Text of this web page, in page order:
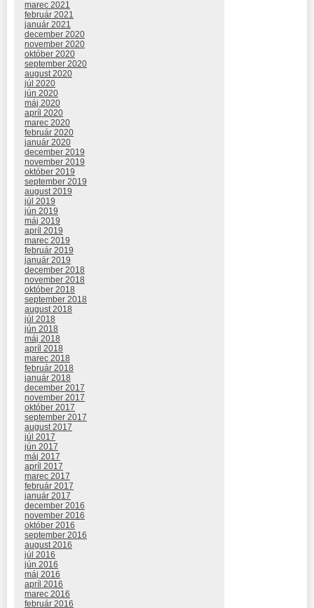
marec 2021
február 2021
január 2021
december 2020
november 2020
október 2020
september 2020
august 2020
júl 2020
jún 2020
máj 2020
apríl 2020
marec 2020
február 2020
január 2020
december 2019
november 2019
október 2019
september 2019
august 2019
júl 2019
jún 2019
máj 2019
apríl 2019
marec 2019
február 2019
január 2019
december 2018
november 2018
október 2018
september 2018
august 2018
júl 2018
jún 2018
máj 2018
apríl 2018
marec 2018
február 2018
január 2018
december 2017
november 2017
október 2017
september 2017
august 2017
júl 2017
jún 2017
máj 2017
apríl 2017
marec 2017
február 2017
január 2017
december 2016
november 2016
október 2016
september 2016
august 2016
júl 2016
jún 2016
máj 2016
apríl 2016
marec 2016
február 2016